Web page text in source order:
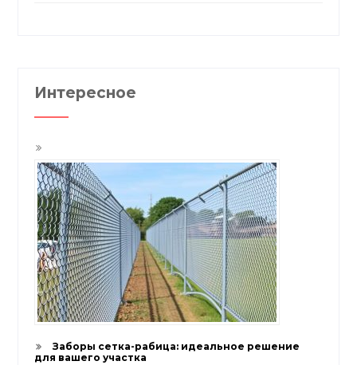
Интересное
Заборы сетка-рабица: идеальное решение
для вашего участка